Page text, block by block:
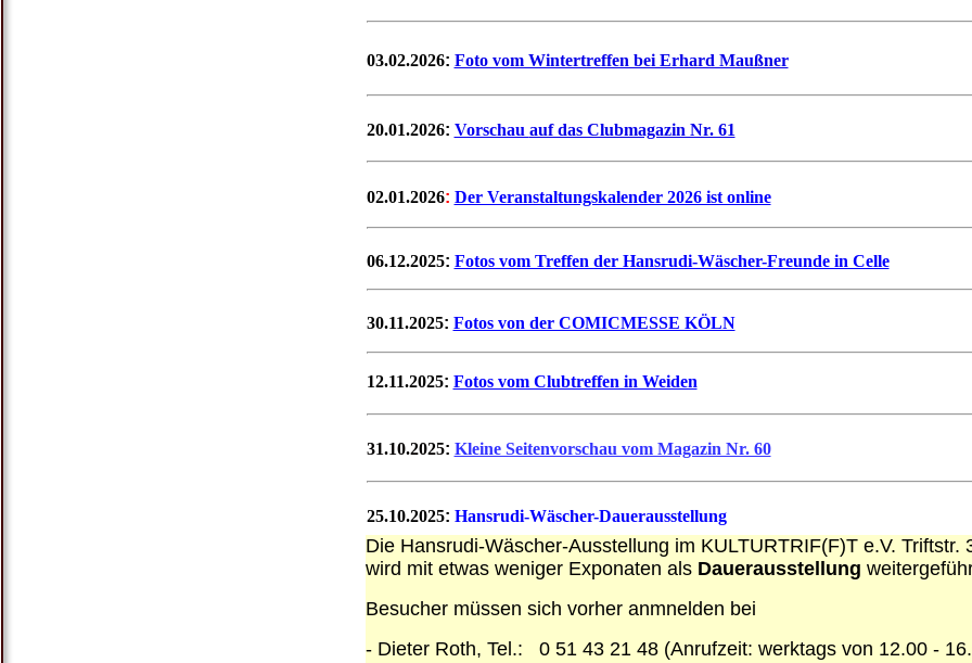
03.02.2026: Foto vom Wintertreffen bei Erhard Maußner
20.01.2026: Vorschau auf das Clubmagazin Nr. 61
02.01.2026: Der Veranstaltungskalender 2026 ist online
06.12.2025: Fotos vom Treffen der Hansrudi-Wäscher-Freunde in Celle
30.11.2025: Fotos von der COMICMESSE KÖLN
12.11.2025: Fotos vom Clubtreffen in Weiden
31.10.2025: Kleine Seitenvorschau vom Magazin Nr. 60
25.10.2025: Hansrudi-Wäscher-Dauerausstellung
Die Hansrudi-Wäscher-Ausstellung im KULTURTRIF(F)T e.V. Triftstr.
wird mit etwas weniger Exponaten als Dauerausstellung
Besucher müssen sich vorher anmnelden bei
- Dieter Roth, Tel.: 0 51 43 21 48 (Anrufzeit: werktags von 12.00 -